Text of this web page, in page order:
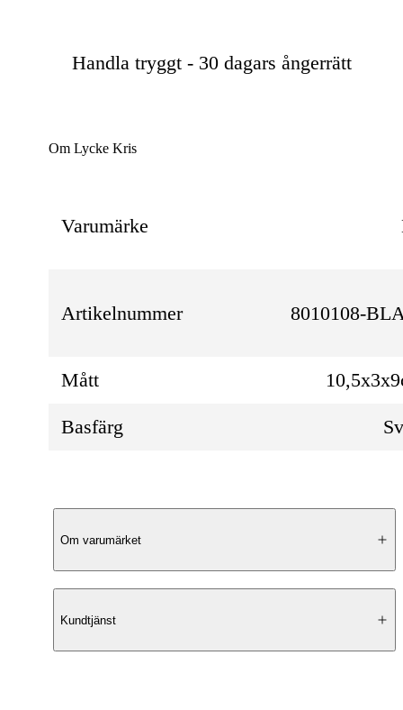
Handla tryggt - 30 dagars ångerrätt
Om Lycke Kris
Varumärke
Artikelnummer 8010108-
Mått
Basfärg
Produktbeskrivning
Elegant Design
Om varumärket
Kundtjänst